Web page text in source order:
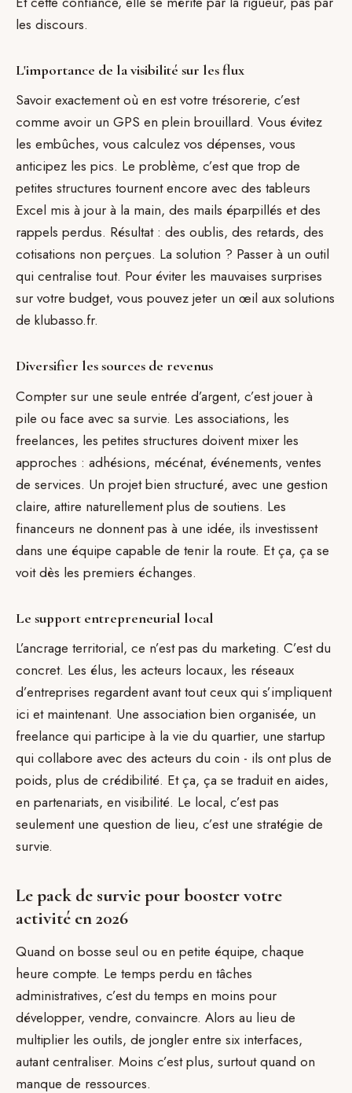
les discours.
L'importance de la visibilité sur les flux
Savoir exactement où en est votre trésorerie, c’est
comme avoir un GPS en plein brouillard. Vous évitez
les embûches, vous calculez vos dépenses, vous
anticipez les pics. Le problème, c’est que trop de
petites structures tournent encore avec des tableurs
Excel mis à jour à la main, des mails éparpillés et des
rappels perdus. Résultat : des oublis, des retards, des
cotisations non perçues. La solution ? Passer à un outil
qui centralise tout. Pour éviter les mauvaises surprises
sur votre budget, vous pouvez jeter un œil aux solutions
de klubasso.fr.
Diversifier les sources de revenus
Compter sur une seule entrée d’argent, c’est jouer à
pile ou face avec sa survie. Les associations, les
freelances, les petites structures doivent mixer les
approches : adhésions, mécénat, événements, ventes
de services. Un projet bien structuré, avec une gestion
claire, attire naturellement plus de soutiens. Les
financeurs ne donnent pas à une idée, ils investissent
dans une équipe capable de tenir la route. Et ça, ça se
voit dès les premiers échanges.
Le support entrepreneurial local
L’ancrage territorial, ce n’est pas du marketing. C’est du
concret. Les élus, les acteurs locaux, les réseaux
d’entreprises regardent avant tout ceux qui s’impliquent
ici et maintenant. Une association bien organisée, un
freelance qui participe à la vie du quartier, une startup
qui collabore avec des acteurs du coin - ils ont plus de
poids, plus de crédibilité. Et ça, ça se traduit en aides,
en partenariats, en visibilité. Le local, c’est pas
seulement une question de lieu, c’est une stratégie de
survie.
Le pack de survie pour booster votre
activité en 2026
Quand on bosse seul ou en petite équipe, chaque
heure compte. Le temps perdu en tâches
administratives, c’est du temps en moins pour
développer, vendre, convaincre. Alors au lieu de
multiplier les outils, de jongler entre six interfaces,
autant centraliser. Moins c’est plus, surtout quand on
manque de ressources.